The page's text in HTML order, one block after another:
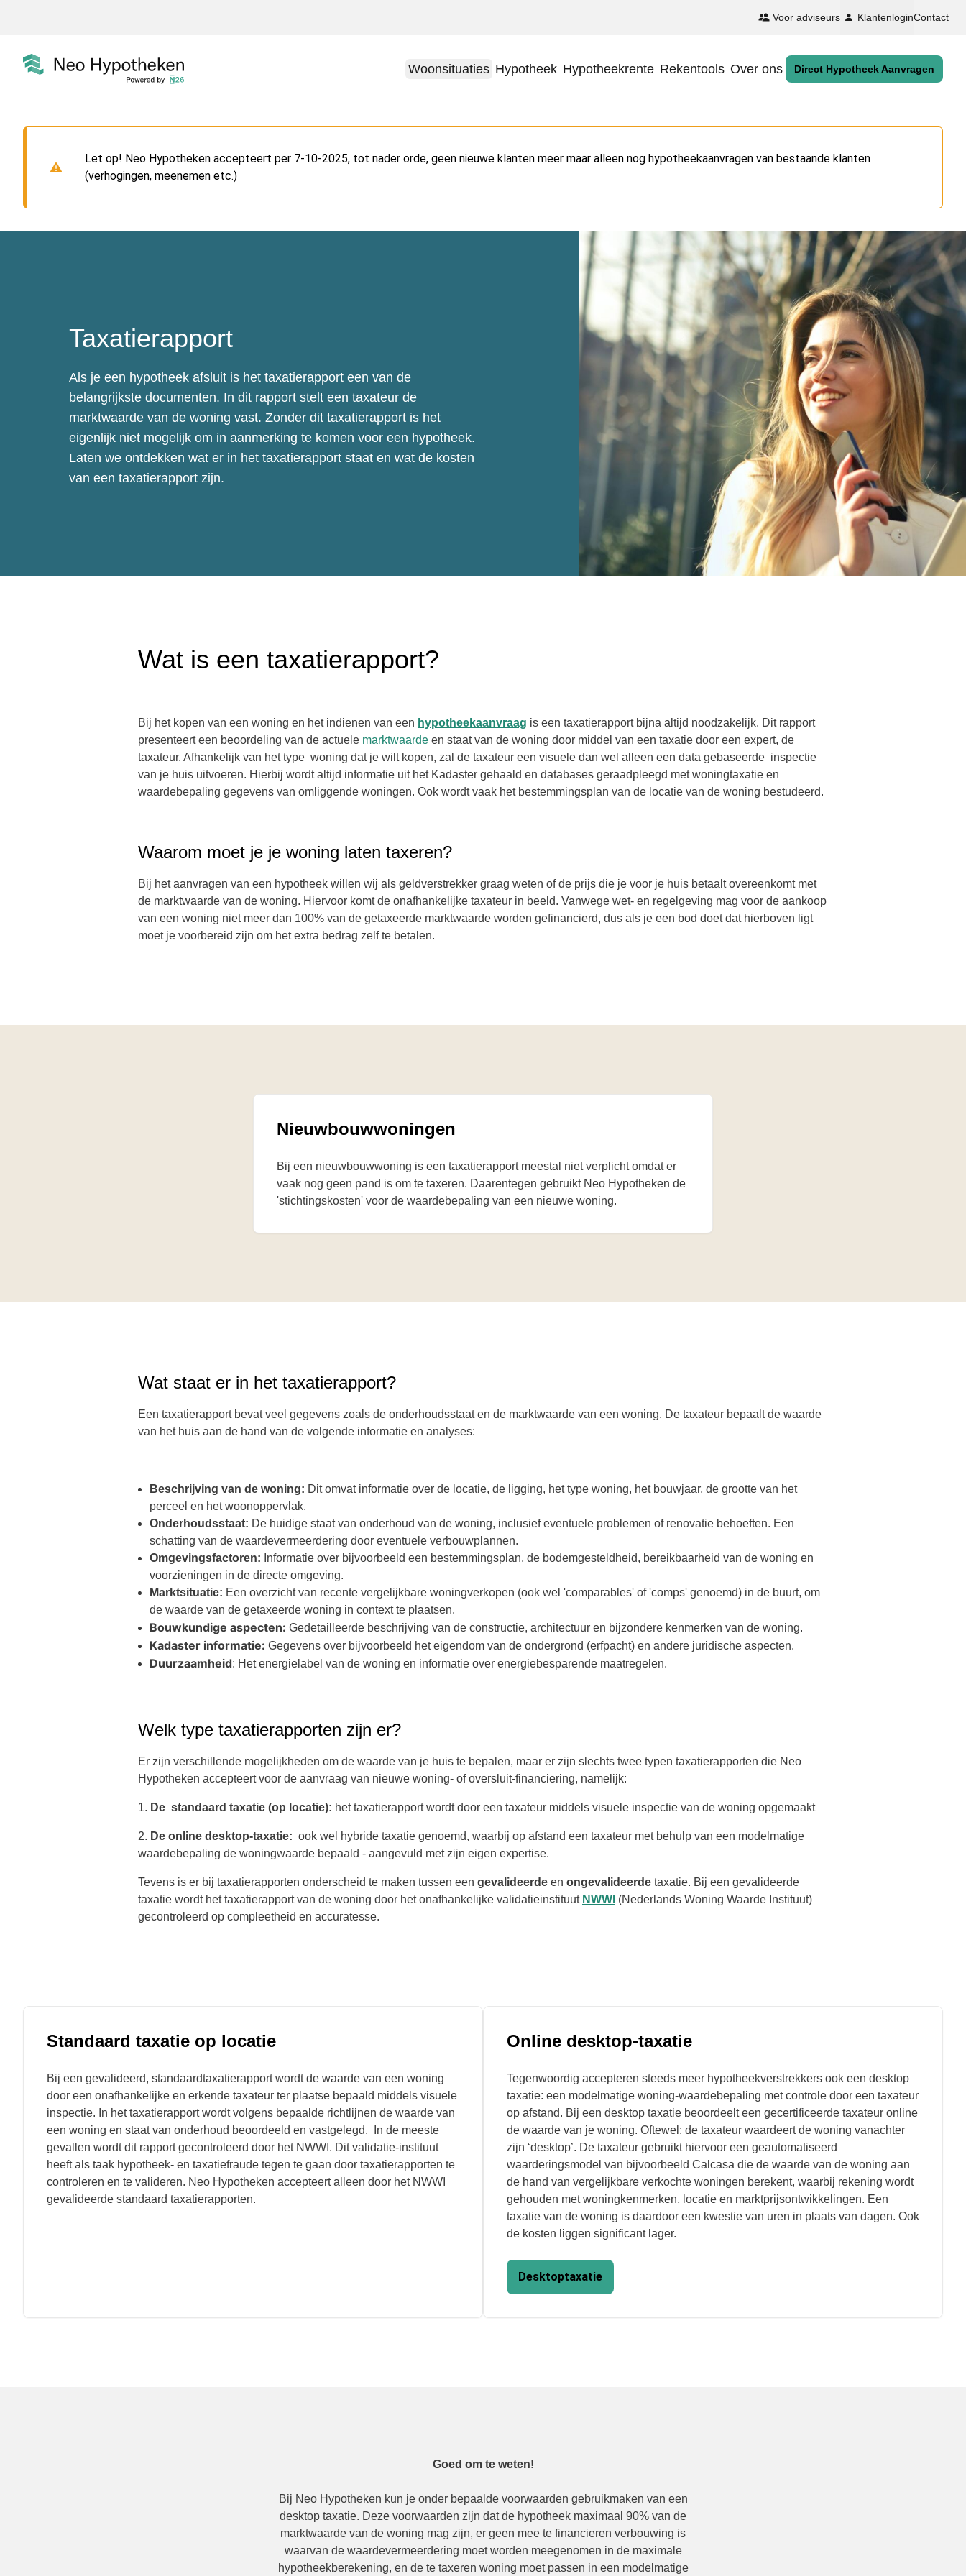
Voor adviseurs KlantenloginContact
Woonsituaties Hypotheek Hypotheekrente Rekentools Over ons Direct Hypotheek Aanvragen
Let op! Neo Hypotheken accepteert per 7-10-2025, tot nader orde, geen nieuwe klanten meer maar alleen nog hypotheekaanvragen van bestaande klanten
(verhogingen, meenemen etc.)
Taxatierapport
Als je een hypotheek afsluit is het taxatierapport een van de
belangrijkste documenten. In dit rapport stelt een taxateur de
marktwaarde van de woning vast. Zonder dit taxatierapport is het
eigenlijk niet mogelijk om in aanmerking te komen voor een hypotheek.
Laten we ontdekken wat er in het taxatierapport staat en wat de kosten
van een taxatierapport zijn.
Wat is een taxatierapport?
Bij het kopen van een woning en het indienen van een hypotheekaanvraag is een taxatierapport bijna altijd noodzakelijk. Dit rapport
presenteert een beoordeling van de actuele marktwaarde en staat van de woning door middel van een taxatie door een expert, de
taxateur. Afhankelijk van het type woning dat je wilt kopen, zal de taxateur een visuele dan wel alleen een data gebaseerde inspectie
van je huis uitvoeren. Hierbij wordt altijd informatie uit het Kadaster gehaald en databases geraadpleegd met woningtaxatie en
waardebepaling gegevens van omliggende woningen. Ook wordt vaak het bestemmingsplan van de locatie van de woning bestudeerd.
Waarom moet je je woning laten taxeren?
Bij het aanvragen van een hypotheek willen wij als geldverstrekker graag weten of de prijs die je voor je huis betaalt overeenkomt met
de marktwaarde van de woning. Hiervoor komt de onafhankelijke taxateur in beeld. Vanwege wet- en regelgeving mag voor de aankoop
van een woning niet meer dan 100% van de getaxeerde marktwaarde worden gefinancierd, dus als je een bod doet dat hierboven ligt
moet je voorbereid zijn om het extra bedrag zelf te betalen.
Nieuwbouwwoningen
Bij een nieuwbouwwoning is een taxatierapport meestal niet verplicht omdat er
vaak nog geen pand is om te taxeren. Daarentegen gebruikt Neo Hypotheken de
'stichtingskosten' voor de waardebepaling van een nieuwe woning.
Wat staat er in het taxatierapport?
Een taxatierapport bevat veel gegevens zoals de onderhoudsstaat en de marktwaarde van een woning. De taxateur bepaalt de waarde
van het huis aan de hand van de volgende informatie en analyses:
Beschrijving van de woning: Dit omvat informatie over de locatie, de ligging, het type woning, het bouwjaar, de grootte van het
perceel en het woonoppervlak.
Onderhoudsstaat: De huidige staat van onderhoud van de woning, inclusief eventuele problemen of renovatie behoeften. Een
schatting van de waardevermeerdering door eventuele verbouwplannen.
Omgevingsfactoren: Informatie over bijvoorbeeld een bestemmingsplan, de bodemgesteldheid, bereikbaarheid van de woning en
voorzieningen in de directe omgeving.
Marktsituatie: Een overzicht van recente vergelijkbare woningverkopen (ook wel 'comparables' of 'comps' genoemd) in de buurt, om
de waarde van de getaxeerde woning in context te plaatsen.
Bouwkundige aspecten: Gedetailleerde beschrijving van de constructie, architectuur en bijzondere kenmerken van de woning.
Kadaster informatie: Gegevens over bijvoorbeeld het eigendom van de ondergrond (erfpacht) en andere juridische aspecten.
Duurzaamheid: Het energielabel van de woning en informatie over energiebesparende maatregelen.
Welk type taxatierapporten zijn er?
Er zijn verschillende mogelijkheden om de waarde van je huis te bepalen, maar er zijn slechts twee typen taxatierapporten die Neo
Hypotheken accepteert voor de aanvraag van nieuwe woning- of oversluit-financiering, namelijk:
1. De standaard taxatie (op locatie): het taxatierapport wordt door een taxateur middels visuele inspectie van de woning opgemaakt
2. De online desktop-taxatie: ook wel hybride taxatie genoemd, waarbij op afstand een taxateur met behulp van een modelmatige
waardebepaling de woningwaarde bepaald - aangevuld met zijn eigen expertise.
Tevens is er bij taxatierapporten onderscheid te maken tussen een gevalideerde en ongevalideerde taxatie. Bij een gevalideerde
taxatie wordt het taxatierapport van de woning door het onafhankelijke validatieinstituut NWWI (Nederlands Woning Waarde Instituut)
gecontroleerd op compleetheid en accuratesse.
Standaard taxatie op locatie
Bij een gevalideerd, standaardtaxatierapport wordt de waarde van een woning
door een onafhankelijke en erkende taxateur ter plaatse bepaald middels visuele
inspectie. In het taxatierapport wordt volgens bepaalde richtlijnen de waarde van
een woning en staat van onderhoud beoordeeld en vastgelegd. In de meeste
gevallen wordt dit rapport gecontroleerd door het NWWI. Dit validatie-instituut
heeft als taak hypotheek- en taxatiefraude tegen te gaan door taxatierapporten te
controleren en te valideren. Neo Hypotheken accepteert alleen door het NWWI
gevalideerde standaard taxatierapporten.
Online desktop-taxatie
Tegenwoordig accepteren steeds meer hypotheekverstrekkers ook een desktop
taxatie: een modelmatige woning-waardebepaling met controle door een taxateur
op afstand. Bij een desktop taxatie beoordeelt een gecertificeerde taxateur online
de waarde van je woning. Oftewel: de taxateur waardeert de woning vanachter
zijn ‘desktop’. De taxateur gebruikt hiervoor een geautomatiseerd
waarderingsmodel van bijvoorbeeld Calcasa die de waarde van de woning aan
de hand van vergelijkbare verkochte woningen berekent, waarbij rekening wordt
gehouden met woningkenmerken, locatie en marktprijsontwikkelingen. Een
taxatie van de woning is daardoor een kwestie van uren in plaats van dagen. Ook
de kosten liggen significant lager.
Desktoptaxatie
Goed om te weten!
Bij Neo Hypotheken kun je onder bepaalde voorwaarden gebruikmaken van een
desktop taxatie. Deze voorwaarden zijn dat de hypotheek maximaal 90% van de
marktwaarde van de woning mag zijn, er geen mee te financieren verbouwing is
waarvan de waardevermeerdering moet worden meegenomen in de maximale
hypotheekberekening, en de te taxeren woning moet passen in een modelmatige